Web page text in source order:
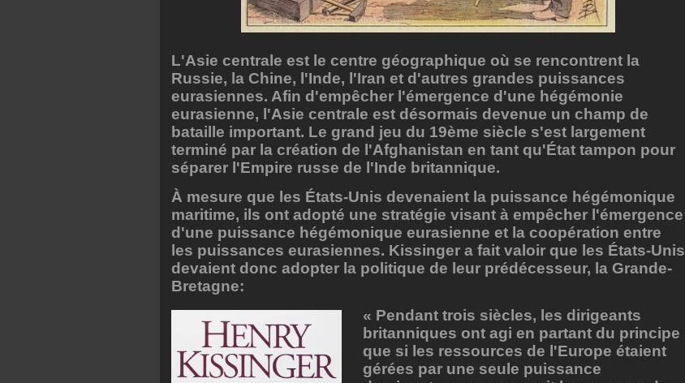
L'Asie centrale est le centre géographique où se rencontrent la
Russie, la Chine, l'Inde, l'Iran et d'autres grandes puissances
eurasiennes. Afin d'empêcher l'émergence d'une hégémonie
eurasienne, l'Asie centrale est désormais devenue un champ de
bataille important. Le grand jeu du 19ème siècle s'est largement
terminé par la création de l'Afghanistan en tant qu'État tampon pour
séparer l'Empire russe de l'Inde britannique.
À mesure que les États-Unis devenaient la puissance hégémonique
maritime, ils ont adopté une stratégie visant à empêcher l'émergence
d'une puissance hégémonique eurasienne et la coopération entre
les puissances eurasiennes. Kissinger a fait valoir que les États-Unis
devaient donc adopter la politique de leur prédécesseur, la Grande-
Bretagne:
« Pendant trois siècles, les dirigeants
britanniques ont agi en partant du principe
que si les ressources de l'Europe étaient
gérées par une seule puissance